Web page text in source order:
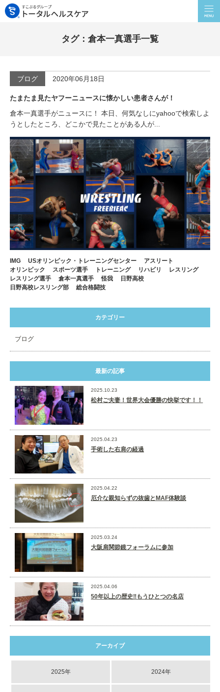
タグ：倉本一真選手一覧
ブログ 2020年06月18日
たまたま見たヤフーニュースに懐かしい患者さんが！
倉本一真選手がニュースに！ 本日、何気なしにyahooで検索しよ
うとしたところ、どこかで見たことがある人が...
IMG USオリンピック・トレーニングセンター
アスリート
オリンピック
スポーツ選手 トレーニング リハビリ
レスリング
レスリング選手
倉本一真選手 怪我
日野高校
日野高校レスリング部
総合格闘技
カテゴリー
ブログ
最新の記事
2025.10.23
松村ご夫妻！世界大会優勝の快挙です！！
2025.04.23
手術した右肩の経過
2025.04.22
厄介な親知らずの抜歯とMAF体験談
2025.03.24
大阪肩関節鏡フォーラムに参加
2025.04.06
50年以上の歴史‼️もうひとつの名店
アーカイブ
2025年 2024年